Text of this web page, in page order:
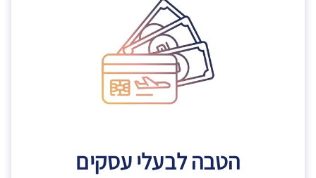
הטבה לבעלי עסקים